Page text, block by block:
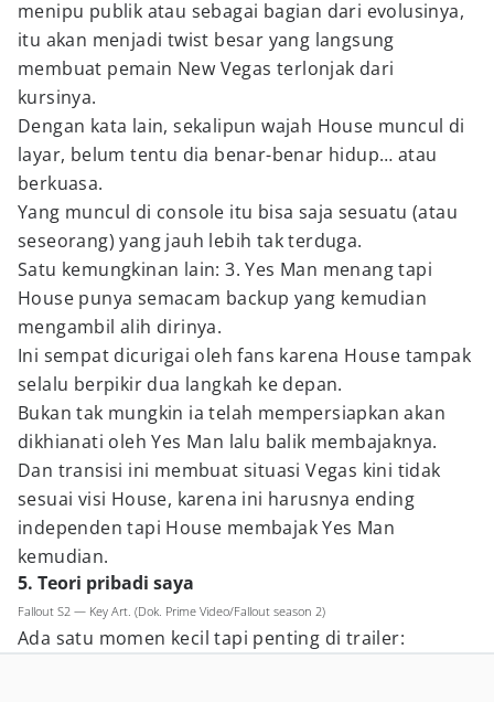
menipu publik atau sebagai bagian dari evolusinya,
itu akan menjadi twist besar yang langsung
membuat pemain New Vegas terlonjak dari
kursinya.
Dengan kata lain, sekalipun wajah House muncul di
layar, belum tentu dia benar-benar hidup… atau
berkuasa.
Yang muncul di console itu bisa saja sesuatu (atau
seseorang) yang jauh lebih tak terduga.
Satu kemungkinan lain: 3. Yes Man menang tapi
House punya semacam backup yang kemudian
mengambil alih dirinya.
Ini sempat dicurigai oleh fans karena House tampak
selalu berpikir dua langkah ke depan.
Bukan tak mungkin ia telah mempersiapkan akan
dikhianati oleh Yes Man lalu balik membajaknya.
Dan transisi ini membuat situasi Vegas kini tidak
sesuai visi House, karena ini harusnya ending
independen tapi House membajak Yes Man
kemudian.
5. Teori pribadi saya
Fallout S2 — Key Art. (Dok. Prime Video/Fallout season 2)
Ada satu momen kecil tapi penting di trailer: